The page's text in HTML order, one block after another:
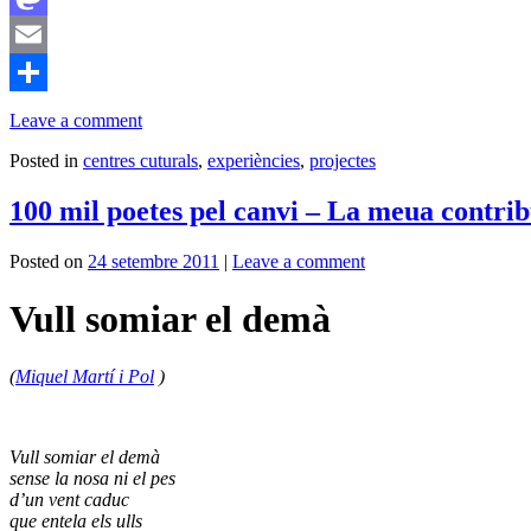
Mastodon
Email
Comparteix
Leave a comment
Posted in centres cuturals, experiències, projectes
100 mil poetes pel canvi – La meua
Posted on 24 setembre 2011 | Leave a comment
Vull somiar el demà
(Miquel Martí i Pol )
Vull somiar el demà
sense la nosa ni el pes
d’un vent caduc
que entela els ulls